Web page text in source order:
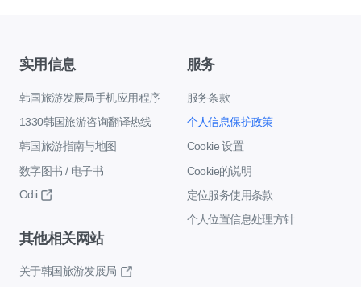
实用信息
韩国旅游发展局手机应用程序
1330韩国旅游咨询翻译热线
韩国旅游指南与地图
数字图书 / 电子书
Odii
服务
服务条款
个人信息保护政策
Cookie 设置
Cookie的说明
定位服务使用条款
个人位置信息处理方针
其他相关网站
关于韩国旅游发展局